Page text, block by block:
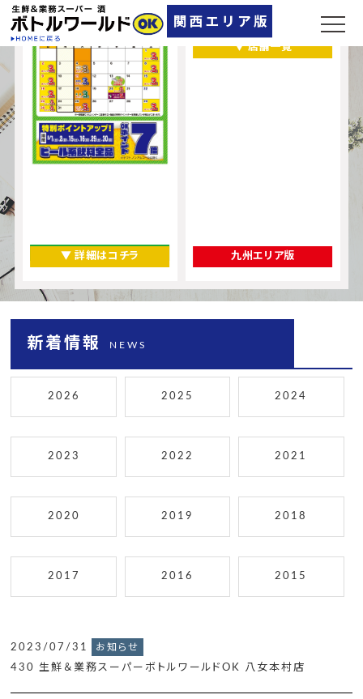
▼ 詳細はコチラ
奈良県
▼ 店舗一覧
九州エリア版
新着情報 NEWS
2026 2025 2024
2023 2022 2021
2020 2019 2018
2017 2016 2015
2023/07/31 お知らせ
430 生鮮＆業務スーパーボトルワールドOK 八女本村店